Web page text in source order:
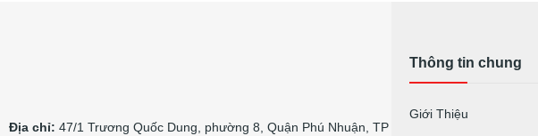
Địa chỉ: 47/1 Trương Quốc Dung, phường 8, Quận Phú Nhuận, TP
Thông tin chung
Giới Thiệu